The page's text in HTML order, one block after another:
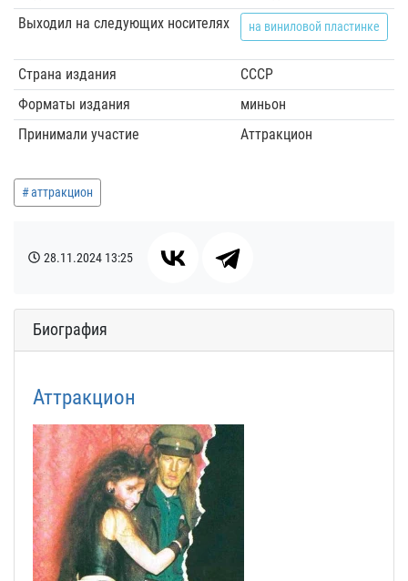
Выходил на следующих носителях
на виниловой пластинке
Страна издания
СССР
Форматы издания
миньон
Принимали участие
Аттракцион
аттракцион
28.11.2024 13:25
Биография
Аттракцион